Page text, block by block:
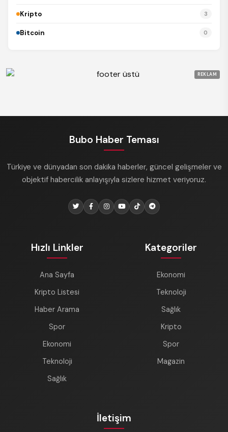
Kripto 3
Bitcoin 0
REKLAM
Bubo Haber Teması
Türkiye ve dünyadan son dakika haberler, güncel gelişmeler ve
objektif habercilik anlayışıyla sizlere hizmet veriyoruz.
Hızlı Linkler
Ana Sayfa
Kripto Listesi
Haber Arama
Spor
Ekonomi
Teknoloji
Sağlık
Kategoriler
Ekonomi
Teknoloji
Sağlık
Kripto
Spor
Magazin
İletişim